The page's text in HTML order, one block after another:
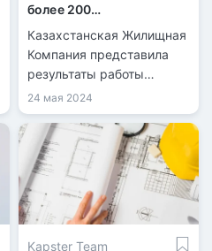
более 200
производителей
стройматериалов
Казахстанская Жилищная
Компания представила
результаты работы
онлайн-платформы
material.kz, которая была
запущена в 2022 году.
24 мая 2024
Kapster Team